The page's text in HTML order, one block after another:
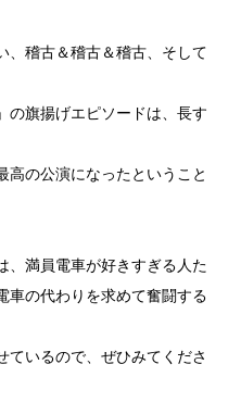
、稽古＆稽古＆稽古、そして
の旗揚げエピソードは、長す
高の公演になったということ
、満員電車が好きすぎる人た
車の代わりを求めて奮闘する
ているので、ぜひみてくださ